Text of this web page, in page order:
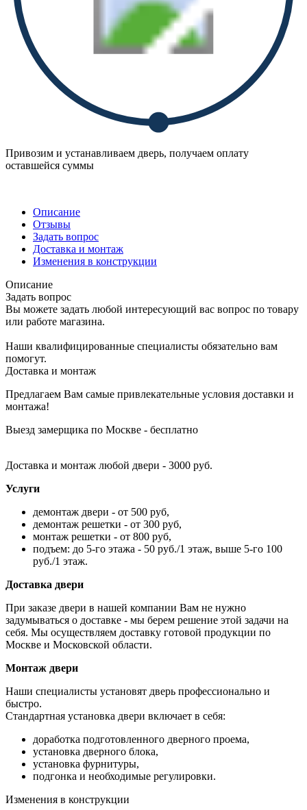
Привозим и устанавливаем дверь, получаем оплату
оставшейся суммы
Описание
Отзывы
Задать вопрос
Доставка и монтаж
Изменения в конструкции
Описание
Задать вопрос
Вы можете задать любой интересующий вас вопрос по товару
или работе магазина.
Наши квалифицированные специалисты обязательно вам
помогут.
Доставка и монтаж
Предлагаем Вам самые привлекательные условия доставки и
монтажа!
Выезд замерщика по Москве - бесплатно
Доставка и монтаж любой двери - 3000 руб.
Услуги
демонтаж двери - от 500 руб,
демонтаж решетки - от 300 руб,
монтаж решетки - от 800 руб,
подъем: до 5-го этажа - 50 руб./1 этаж, выше 5-го 100
руб./1 этаж.
Доставка двери
При заказе двери в нашей компании Вам не нужно
задумываться о доставке - мы берем решение этой задачи на
себя. Мы осуществляем доставку готовой продукции по
Москве и Московской области.
Монтаж двери
Наши специалисты установят дверь профессионально и
быстро.
Стандартная установка двери включает в себя:
доработка подготовленного дверного проема,
установка дверного блока,
установка фурнитуры,
подгонка и необходимые регулировки.
Изменения в конструкции